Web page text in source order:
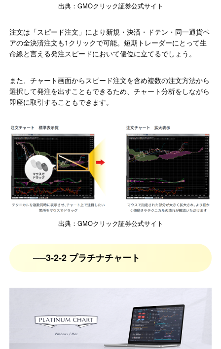
出典：GMOクリック証券公式サイト
注文は「スピード注文」により新規・決済・ドテン・同一通貨ペ
アの全決済注文も1クリックで可能。短期トレーダーにとって生
命線と言える発注スピードにおいて優位に立てるでしょう。
また、チャート画面からスピード注文を含め複数の注文方法から
選択して発注を出すこともできるため、チャート分析をしながら
即座に取引することもできます。
出典：GMOクリック証券公式サイト
3-2-2 プラチナチャート